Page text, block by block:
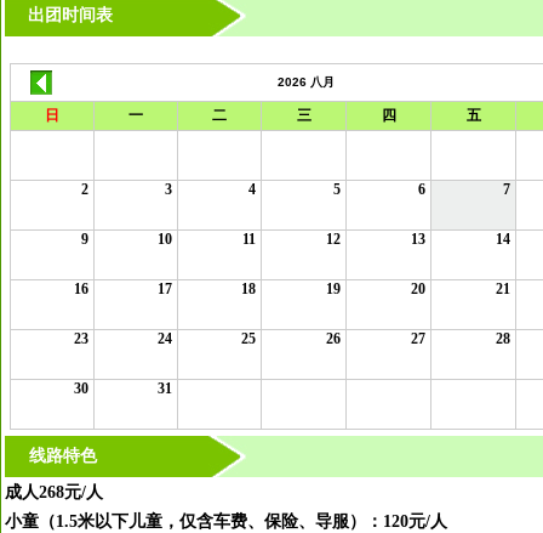
出团时间表
线路特色
成人268元/人
小童（1.5米以下儿童，仅含车费、保险、导服）：120元/人